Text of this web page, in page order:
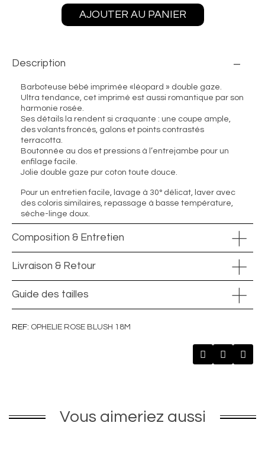
AJOUTER AU PANIER
Description
Barboteuse bébé imprimée «léopard » double gaze.
Ultra tendance, cet imprimé est aussi romantique par son
harmonie rosée.
Ses détails la rendent si craquante : une coupe ample,
des volants froncés, galons et points contrastés
terracotta.
Boutonnée au dos et pressions à l’entrejambe pour un
enfilage facile.
Jolie double gaze pur coton toute douce.
Pour un entretien facile, lavage à 30° délicat, laver avec
des coloris similaires, repassage à basse température,
sèche-linge doux.
Composition & Entretien
Livraison & Retour
Guide des tailles
REF OPHELIE ROSE BLUSH 18M
Vous aimeriez aussi